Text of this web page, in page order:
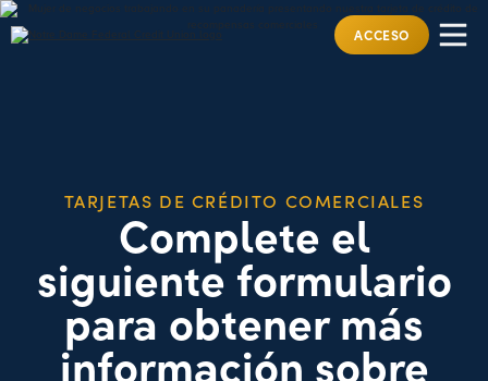
ACCESO
TARJETAS DE CRÉDITO COMERCIALES
Complete el
siguiente formulario
para obtener más
información sobre